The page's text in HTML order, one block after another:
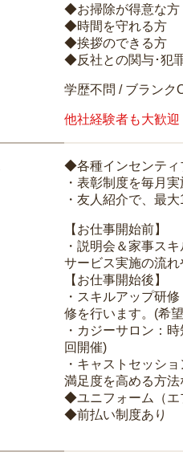
◆お掃除が得意な方
◆時間を守れる方
◆挨拶のできる方
◆反社との関与･犯
学歴不問 / ブランク
他社経験者も大歓迎
◆各種インセンティ
・表彰制度を毎月
・友人紹介で、最
【お仕事開始前】
・説明会＆家事ス
サービス実施の流
【お仕事開始後】
・スキルアップ研
修を行います。(希
・カジーサロン：
回開催)
・キャストセッシ
満足度を高める方
◆ユニフォーム（エ
◆前払い制度あり